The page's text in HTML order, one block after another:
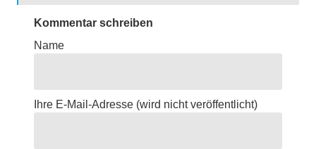
Kommentar schreiben
Name
Ihre E-Mail-Adresse (wird nicht veröffentlicht)